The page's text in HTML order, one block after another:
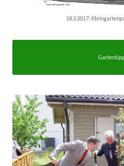
18.3.2017:
Gartentipp